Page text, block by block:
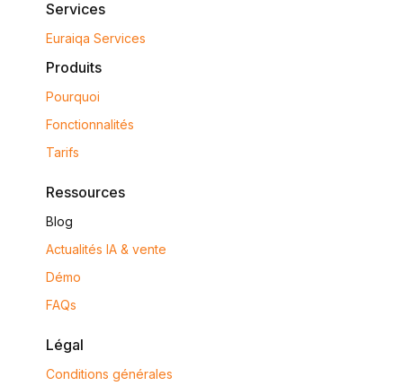
Services
Euraiqa Services
Produits
Pourquoi
Fonctionnalités
Tarifs
Ressources
Blog
Actualités IA & vente
Démo
FAQs
Légal
Conditions générales